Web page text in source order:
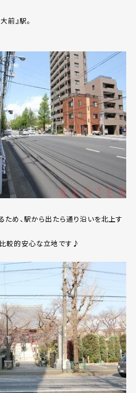
前』駅。
め、駅から出たら通り沿いを北上す
較的安心な立地です♪